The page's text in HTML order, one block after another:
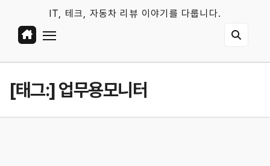
IT, 테크, 자동차 리뷰 이야기를 다룹니다.
[태그:]업무용모니터